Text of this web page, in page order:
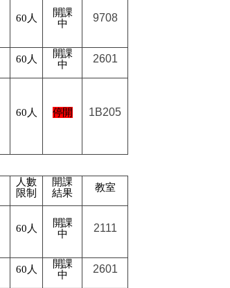
60人
開課
中
9708
60人
開課
中
2601
60人 停開 1B205
人數
限制
開課
結果
教室
60人
開課
中
2111
60人
開課
中
2601